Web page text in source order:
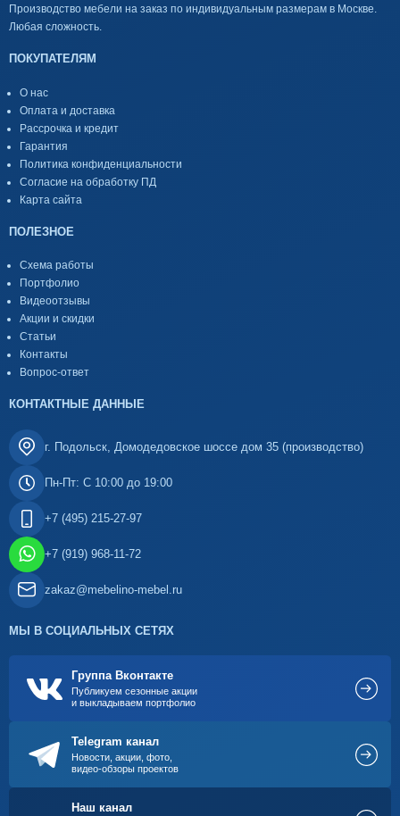
Производство мебели на заказ по индивидуальным размерам в Москве.
Любая сложность.
ПОКУПАТЕЛЯМ
О нас
Оплата и доставка
Рассрочка и кредит
Гарантия
Политика конфиденциальности
Согласие на обработку ПД
Карта сайта
ПОЛЕЗНОЕ
Схема работы
Портфолио
Видеоотзывы
Акции и скидки
Статьи
Контакты
Вопрос-ответ
КОНТАКТНЫЕ ДАННЫЕ
г. Подольск, Домодедовское шоссе дом 35 (производство)
Пн-Пт: С 10:00 до 19:00
+7 (495) 215-27-97
+7 (919) 968-11-72
zakaz@mebelino-mebel.ru
МЫ В СОЦИАЛЬНЫХ СЕТЯХ
Группа Вконтакте
Публикуем сезонные акции
и выкладываем портфолио
Telegram канал
Новости, акции, фото,
видео-обзоры проектов
Наш канал